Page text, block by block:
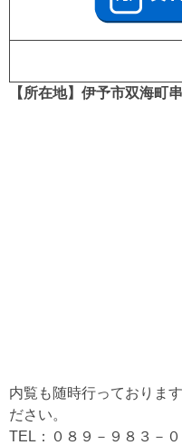
【所在地】伊予市双海町
内覧も随時行っておりま
ださい。
TEL：０８９－９８３－